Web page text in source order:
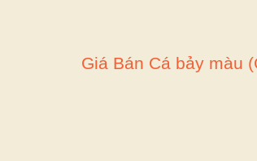
Giá Bán Cá bảy màu